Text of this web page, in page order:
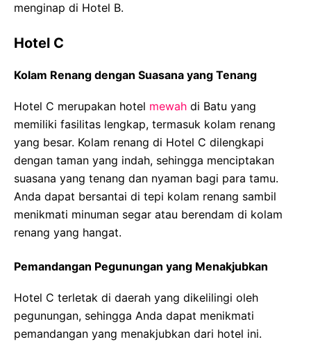
menginap di Hotel B.
Hotel C
Kolam Renang dengan Suasana yang Tenang
Hotel C merupakan hotel mewah di Batu yang
memiliki fasilitas lengkap, termasuk kolam renang
yang besar. Kolam renang di Hotel C dilengkapi
dengan taman yang indah, sehingga menciptakan
suasana yang tenang dan nyaman bagi para tamu.
Anda dapat bersantai di tepi kolam renang sambil
menikmati minuman segar atau berendam di kolam
renang yang hangat.
Pemandangan Pegunungan yang Menakjubkan
Hotel C terletak di daerah yang dikelilingi oleh
pegunungan, sehingga Anda dapat menikmati
pemandangan yang menakjubkan dari hotel ini.